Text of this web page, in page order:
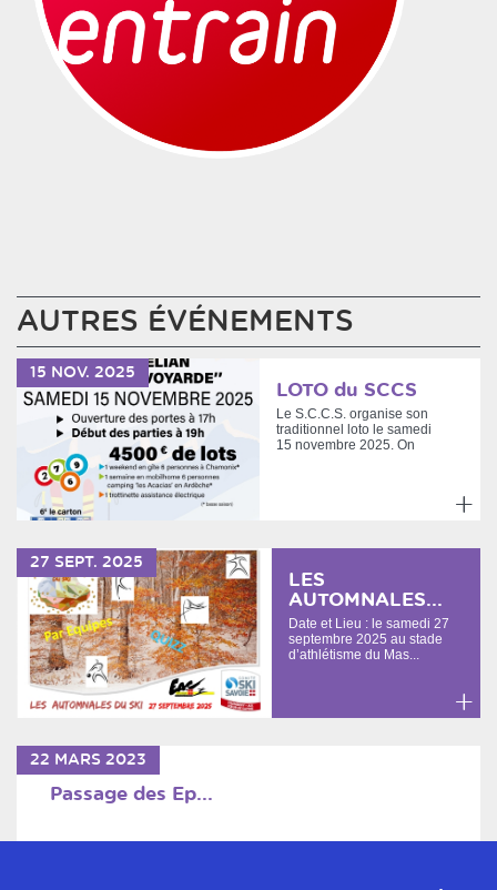
AUTRES ÉVÉNEMENTS
15 NOV. 2025
LOTO du SCCS
Le S.C.C.S. organise son
traditionnel loto le samedi
15 novembre 2025. On
savoir
27 SEPT. 2025
LES
AUTOMNALES...
Date et Lieu : le samedi 27
septembre 2025 au stade
d’athlétisme du Mas...
22 MARS 2023
Passage des Ep...